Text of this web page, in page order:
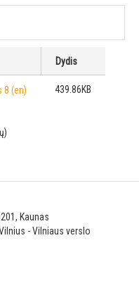
Dydis
8 (en) 439.86KB
Kaunas
- Vilniaus verslo